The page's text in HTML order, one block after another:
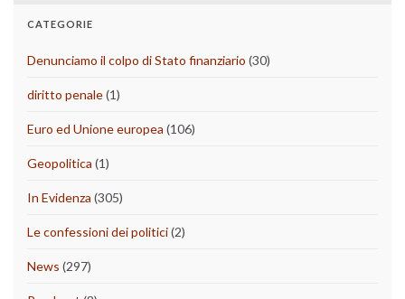
CATEGORIE
Denunciamo il colpo di Stato finanziario (30)
diritto penale(1)
Euro ed Unione europea (106)
Geopolitica (1)
In Evidenza (305)
Le confessioni dei politici(2)
News (297)